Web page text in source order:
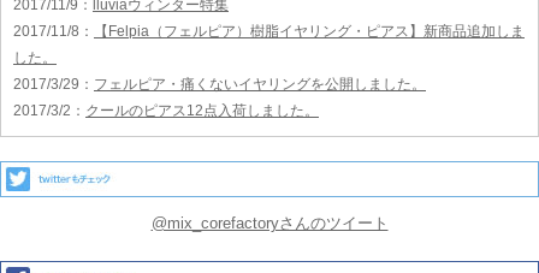
2017/11/9 ： lluviaウィンター特集
2017/11/8 ：
【Felpia（フェルピア）樹脂イヤリング・ピアス】新商品追加しま
した。
2017/3/29 ： フェルピア・痛くないイヤリングを公開しました。
2017/3/2 ： クールのピアス12点入荷しました。
@mix_corefactoryさんのツイート